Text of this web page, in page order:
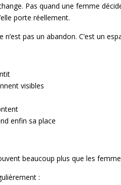
Pas quand une femme
porte réellement.
pas un abandon. C’est un
visibles
enfin sa place
beaucoup plus que les
: